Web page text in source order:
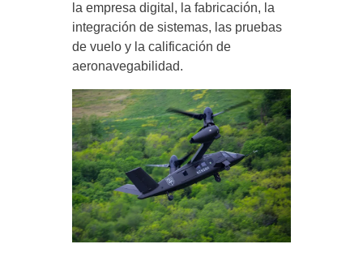
la empresa digital, la fabricación, la
integración de sistemas, las pruebas
de vuelo y la calificación de
aeronavegabilidad.